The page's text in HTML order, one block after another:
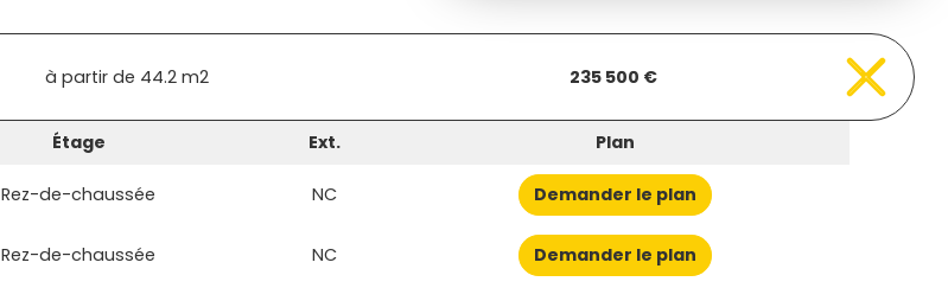
à partir de 44.2 m2 235 500 €
Étage Ext. Plan
Rez-de-chaussée NC Demander le plan
Rez-de-chaussée NC Demander le plan